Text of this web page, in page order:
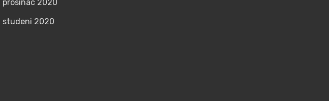
prosinac 2020
studeni 2020